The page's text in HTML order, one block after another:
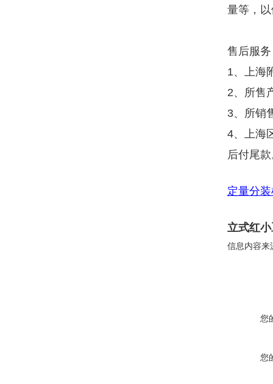
量等，
售后服
1、上海
2、所售
3、所销
4、上海
后付尾
定量分
立式红
信息内容来
您
您